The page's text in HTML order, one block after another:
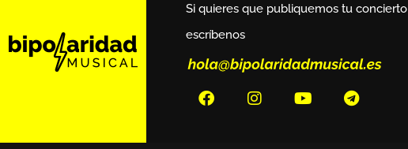
Si quieres que publiquemos tu concierto
escríbenos